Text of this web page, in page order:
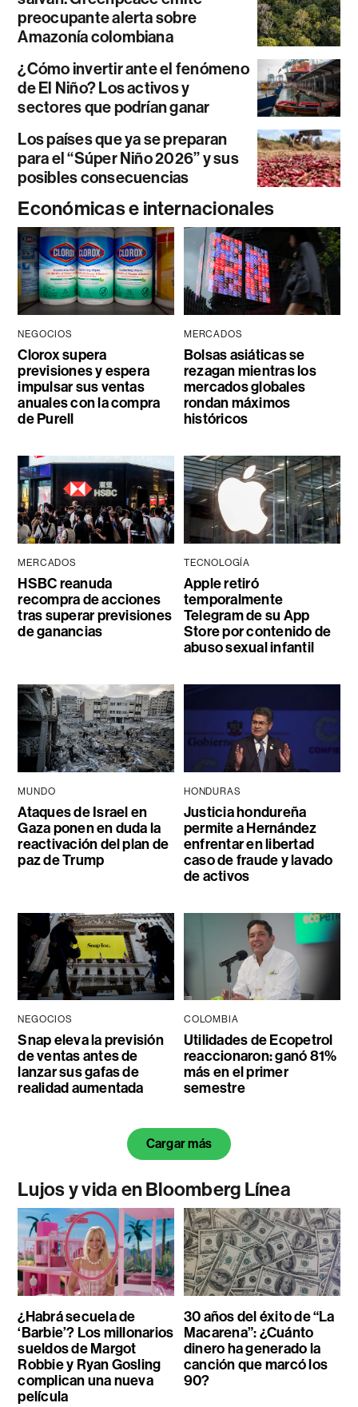
preocupante alerta sobre
Amazonía colombiana
¿Cómo invertir ante el fenómeno
de El Niño? Los activos y
sectores que podrían ganar
Los países que ya se preparan
para el “Súper Niño 2026” y sus
posibles consecuencias
Económicas e internacionales
NEGOCIOS
Clorox supera
previsiones y espera
impulsar sus ventas
anuales con la compra
de Purell
MERCADOS
Bolsas asiáticas se
rezagan mientras los
mercados globales
rondan máximos
históricos
MERCADOS
HSBC reanuda
recompra de acciones
tras superar previsiones
de ganancias
TECNOLOGÍA
Apple retiró
temporalmente
Telegram de su App
Store por contenido de
abuso sexual infantil
MUNDO
Ataques de Israel en
Gaza ponen en duda la
reactivación del plan de
paz de Trump
HONDURAS
Justicia hondureña
permite a Hernández
enfrentar en libertad
caso de fraude y lavado
de activos
NEGOCIOS
Snap eleva la previsión
de ventas antes de
lanzar sus gafas de
realidad aumentada
COLOMBIA
Utilidades de Ecopetrol
reaccionaron: ganó 81%
más en el primer
semestre
Cargar más
Lujos y vida en Bloomberg Línea
¿Habrá secuela de
‘Barbie’? Los millonarios
sueldos de Margot
Robbie y Ryan Gosling
complican una nueva
película
30 años del éxito de “La
Macarena”: ¿Cuánto
dinero ha generado la
canción que marcó los
90?